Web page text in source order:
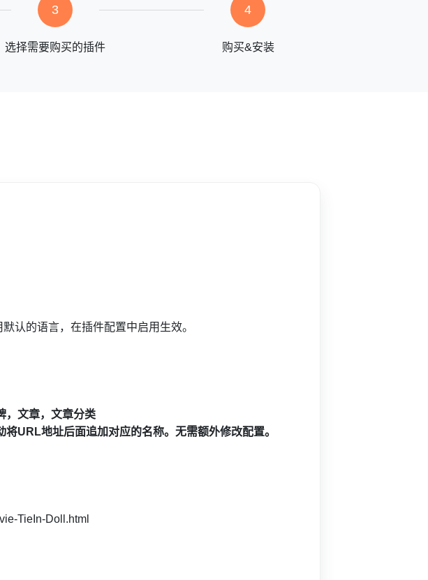
3
选择需要购买的插件
4
购买&安装
认的语言，在插件配置中启用生效。
，文章，文章分类
URL地址后面追加对应的名称。无需额外修改配置。
TieIn-Doll.html